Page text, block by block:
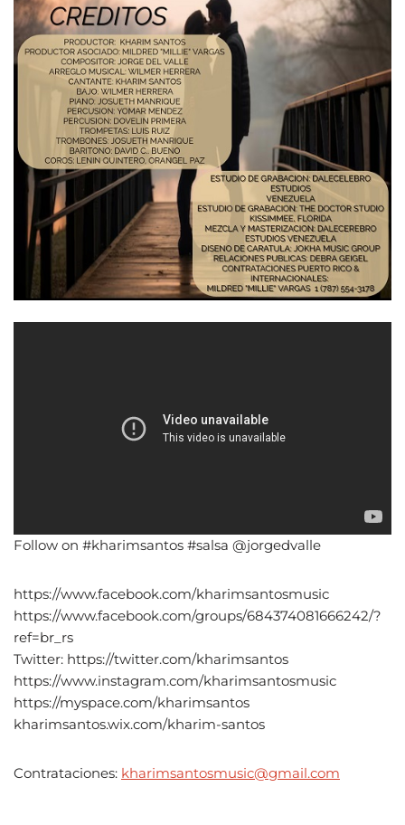
Follow on #kharimsantos #salsa @jorgedvalle
https://www.facebook.com/kharimsantosmusic
https://www.facebook.com/groups/684374081666242/?
ref=br_rs
Twitter: https://twitter.com/kharimsantos
https://www.instagram.com/kharimsantosmusic
https://myspace.com/kharimsantos
kharimsantos.wix.com/kharim-santos
Contrataciones: kharimsantosmusic@gmail.com